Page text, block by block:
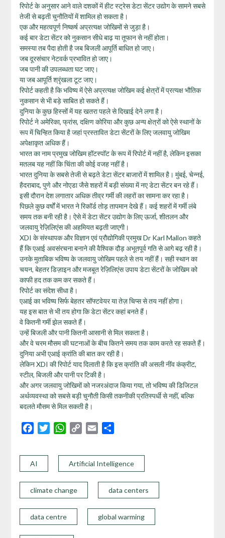
रिपोर्ट के अनुसार आने वाले दशकों में हीट स्ट्रेस डेटा सेंटर उद्योग के सामने सबसे
तेजी से बढ़ती चुनौतियों में शामिल हो सकता है।
एक और महत्वपूर्ण निष्कर्ष अप्रत्यक्ष जोखिमों से जुड़ा है।
कई बार डेटा सेंटर को नुकसान सीधे बाढ़ या तूफान से नहीं होता।
समस्या तब पैदा होती है जब बिजली आपूर्ति बाधित हो जाए।
जब दूरसंचार नेटवर्क प्रभावित हो जाए।
जब पानी की उपलब्धता घट जाए।
या जब आपूर्ति श्रृंखला टूट जाए।
रिपोर्ट कहती है कि भविष्य में ऐसे अप्रत्यक्ष जोखिम कई क्षेत्रों में प्रत्यक्ष भौतिक
नुकसान से भी बड़े साबित हो सकते हैं।
दुनिया के कुछ हिस्सों में यह खतरा पहले से दिखाई देने लगा है।
रिपोर्ट ने अमेरिका, फ्रांस, दक्षिण कोरिया और कुछ अन्य क्षेत्रों को ऐसे स्थानों के
रूप में चिन्हित किया है जहां प्रस्तावित डेटा सेंटरों के लिए जलवायु जोखिम
अपेक्षाकृत अधिक हैं।
भारत का नाम प्रमुख जोखिम हॉटस्पॉट के रूप में रिपोर्ट में नहीं है, लेकिन इसका
मतलब यह नहीं कि चिंता की कोई वजह नहीं है।
भारत दुनिया के सबसे तेजी से बढ़ते डेटा सेंटर बाजारों में शामिल है। मुंबई, चेन्नई,
हैदराबाद, पुणे और नोएडा जैसे शहरों में बड़ी संख्या में नए डेटा सेंटर बन रहे हैं।
इसी दौरान देश लगातार अधिक तीव्र गर्मी की लहरों का सामना कर रहा है।
पिछले कुछ वर्षों में भारत ने रिकॉर्ड तोड़ तापमान देखे हैं। कई शहरों में गर्मी लंबे
समय तक बनी रही है। ऐसे में डेटा सेंटर उद्योग के लिए ऊर्जा, शीतलन और
जलवायु रेज़िलिएंस की अहमियत बढ़ती जाएगी।
XDI के संस्थापक और विज्ञान एवं प्रौद्योगिकी प्रमुख Dr Karl Mallon कहते
हैं कि एआई अवसंरचना बनाने की वैश्विक दौड़ अभूतपूर्व गति से आगे बढ़ रही है।
उनके मुताबिक भविष्य के जलवायु जोखिम पहले से तय नहीं हैं। सही स्थान का
चयन, बेहतर डिज़ाइन और मजबूत रेज़िलिएंस उपाय डेटा सेंटरों के जोखिम को
काफी हद तक कम कर सकते हैं।
रिपोर्ट का संदेश सीधा है।
एआई का भविष्य सिर्फ बेहतर सॉफ्टवेयर या तेज़ चिप्स से तय नहीं होगा।
यह इस बात से भी तय होगा कि डेटा सेंटर कहां बनते हैं।
वे कितनी गर्मी झेल सकते हैं।
उन्हें बिजली और पानी कितनी आसानी से मिल सकता है।
और वे चरम मौसम की घटनाओं के बीच कितने समय तक काम करते रह सकते हैं।
दुनिया अभी एआई क्रांति की बात कर रही है।
लेकिन XDI की रिपोर्ट याद दिलाती है कि इस क्रांति की असली नींव कंक्रीट,
स्टील, बिजली और पानी पर टिकी है।
और अगर जलवायु जोखिमों को नजरअंदाज किया गया, तो भविष्य की डिजिटल
अर्थव्यवस्था को सबसे बड़ी चुनौती किसी तकनीकी प्रतिस्पर्धी से नहीं, बल्कि
बदलते मौसम से मिल सकती है।
FacebookTwitterWhatsApp
Copy
Email
AI Artificial Intelligence
climate change data centers
data centre global warming